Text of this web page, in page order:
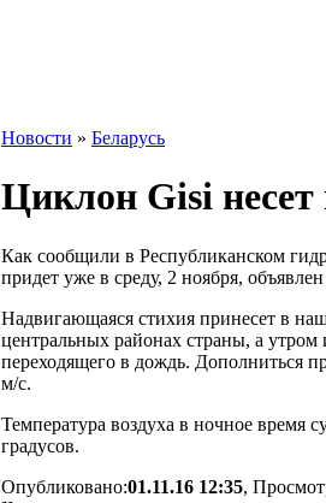
Новости » Беларусь
Циклон Gisi несет
Как сообщили в Республиканском
придет уже в среду, 2 ноября,
Надвигающаяся стихия принесет в
центральных районах страны, а
переходящего в дождь. Дополниться
м/с.
Температура воздуха в ночное
градусов.
Опубликовано:01.11.16 12:35,